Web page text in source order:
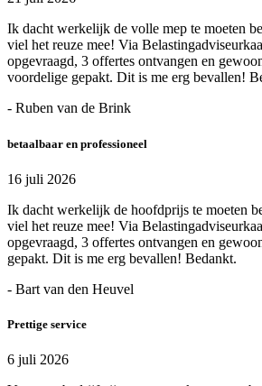
Ik dacht werkelijk de volle mep te moeten
viel het reuze mee! Via
opgevraagd, 3 offertes ontvangen en
voordelige gepakt. Dit is me erg bevallen!
- Ruben van de Brink
betaalbaar en professioneel
16 juli 2026
Ik dacht werkelijk de hoofdprijs te moeten
viel het reuze mee! Via
opgevraagd, 3 offertes ontvangen en
gepakt. Dit is me erg bevallen! Bedankt.
- Bart van den Heuvel
Prettige service
6 juli 2026